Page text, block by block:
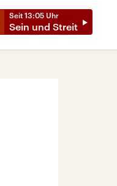
Seit 13:05 Uhr
Sein und Streit